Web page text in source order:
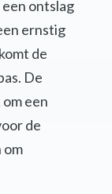
ontslag
ernstig
de
De
een
de
om